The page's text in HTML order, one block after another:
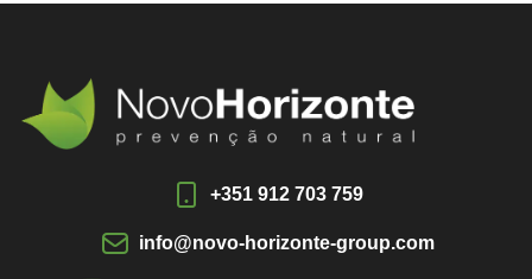
+351 912 703 759
info@novo-horizonte-group.com